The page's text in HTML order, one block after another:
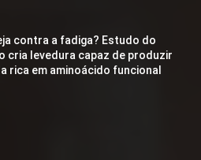
contra a fadiga? Estudo do
cria levedura capaz de produzir
rica em aminoácido funcional